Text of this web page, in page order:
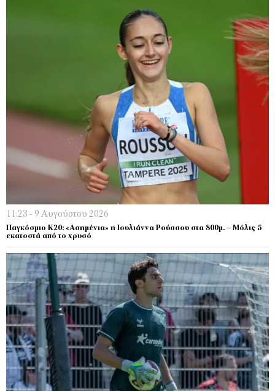
11:23 - 9 Αυγούστου 2026
Παγκόσμιο Κ20: «Ασημένια» η Ιουλιάννα Ρούσσου στα 800μ. – Μόλις 5
εκατοστά από το χρυσό